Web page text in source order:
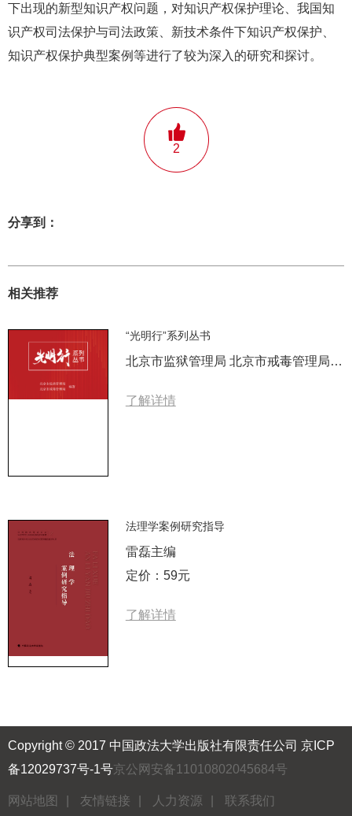
下出现的新型知识产权问题，对知识产权保护理论、我国知
识产权司法保护与司法政策、新技术条件下知识产权保护、
知识产权保护典型案例等进行了较为深入的研究和探讨。
2
分享到：
相关推荐
“光明行”系列丛书
北京市监狱管理局 北京市戒毒管理局 编著
了解详情
法理学案例研究指导
雷磊主编
定价：59元
了解详情
Copyright © 2017 中国政法大学出版社有限责任公司 京ICP
备12029737号-1号京公网安备11010802045684号
网站地图 友情链接 人力资源 联系我们